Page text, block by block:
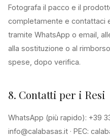
Fotografa il pacco e il
completamente e contattaci
tramite WhatsApp o email,
alla sostituzione o al
spese, dopo verifica.
8. Contatti per i Resi
WhatsApp (più rapido): +39
info@calabasas.it · PEC: